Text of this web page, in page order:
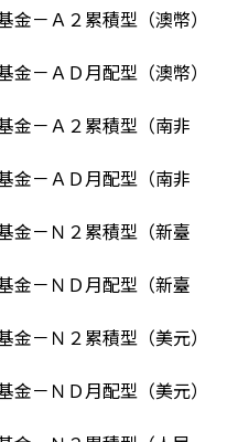
－Ａ２累積型（澳幣）
－ＡＤ月配型（澳幣）
金－Ａ２累積型（南非
金－ＡＤ月配型（南非
金－Ｎ２累積型（新臺
金－ＮＤ月配型（新臺
－Ｎ２累積型（美元）
－ＮＤ月配型（美元）